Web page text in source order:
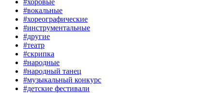
#вокальные
#хореографические
#инструментальные
#другие
#театр
#скрипка
#народные
#народный танец
#музыкальный конкурс
#детские фестивали